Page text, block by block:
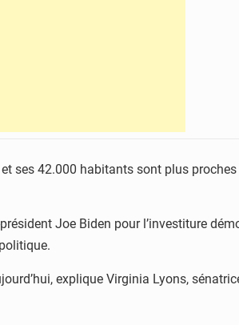
ses 42.000 habitants sont plus
Joe Biden pour l’investiture
explique Virginia Lyons,